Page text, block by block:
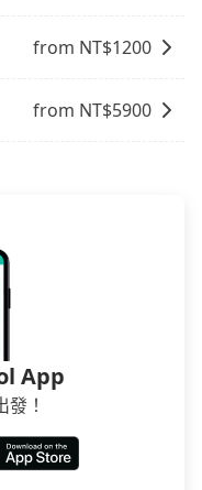
from NT$1200
from NT$5900
App
！